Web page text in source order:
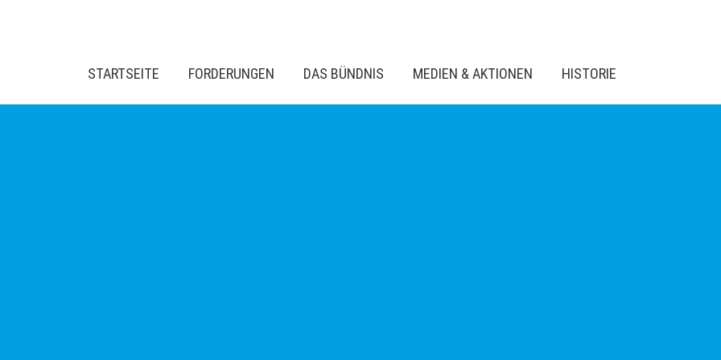
STARTSEITE
FORDERUNGEN DAS BÜNDNIS MEDIEN & AKTIONEN HISTORIE